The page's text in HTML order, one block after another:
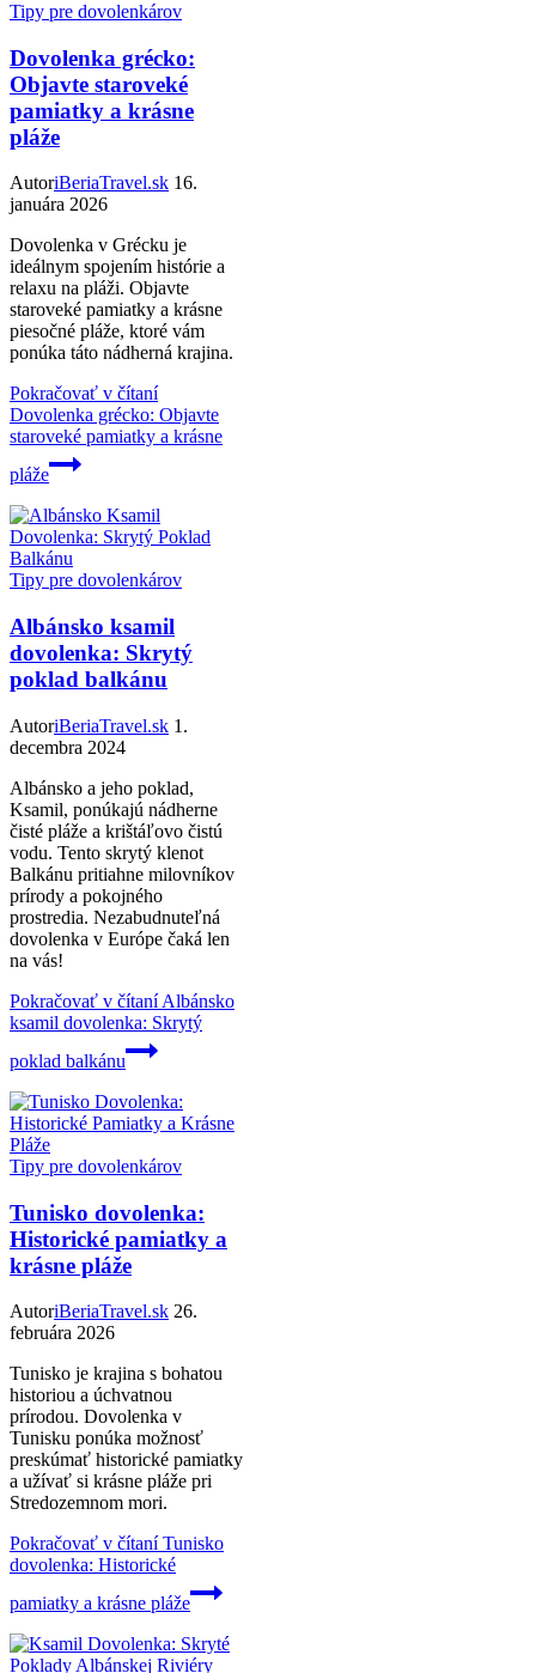
Tipy pre dovolenkárov
Dovolenka grécko:
Objavte staroveké
pamiatky a krásne
pláže
AutoriBeriaTravel.sk 16.
januára 2026
Dovolenka v Grécku je
ideálnym spojením histórie a
relaxu na pláži. Objavte
staroveké pamiatky a krásne
piesočné pláže, ktoré vám
ponúka táto nádherná krajina.
Pokračovať v čítaní
Dovolenka grécko: Objavte
staroveké pamiatky a krásne
pláže
Tipy pre dovolenkárov
Albánsko ksamil
dovolenka: Skrytý
poklad balkánu
AutoriBeriaTravel.sk 1.
decembra 2024
Albánsko a jeho poklad,
Ksamil, ponúkajú nádherne
čisté pláže a krištáľovo čistú
vodu. Tento skrytý klenot
Balkánu pritiahne milovníkov
prírody a pokojného
prostredia. Nezabudnuteľná
dovolenka v Európe čaká len
na vás!
Pokračovať v čítaníAlbánsko
ksamil dovolenka: Skrytý
poklad balkánu
Tipy pre dovolenkárov
Tunisko dovolenka:
Historické pamiatky a
krásne pláže
AutoriBeriaTravel.sk 26.
februára 2026
Tunisko je krajina s bohatou
historiou a úchvatnou
prírodou. Dovolenka v
Tunisku ponúka možnosť
preskúmať historické pamiatky
a užívať si krásne pláže pri
Stredozemnom mori.
Pokračovať v čítaníTunisko
dovolenka: Historické
pamiatky a krásne pláže